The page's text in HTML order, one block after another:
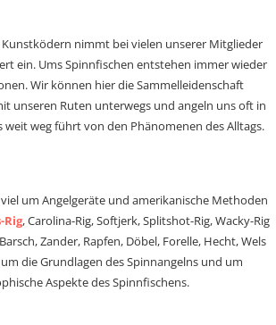
Kunstködern nimmt bei vielen unserer Mitglieder
ein. Ums Spinnfischen entstehen immer wieder
Wir können hier die Sammelleidenschaft
unseren Ruten unterwegs und angeln uns oft in
weit weg führt von den Phänomenen des Alltags.
um Angelgeräte und amerikanische Methoden
Rig, Carolina-Rig, Softjerk, Splitshot-Rig, Wacky-Rig
Zander, Rapfen, Döbel, Forelle, Hecht, Wels
die Grundlagen des Spinnangelns und um
Aspekte des Spinnfischens.